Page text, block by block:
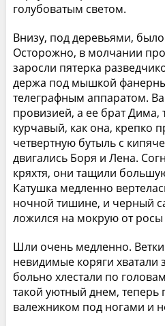
голубоватым светом.
Внизу, под деревьями,
Осторожно, в молчании
заросли пятерка
держа под мышкой
телеграфным аппаратом.
провизией, а ее брат Дима,
курчавый, как она, крепко
четвертную бутыль с
двигались Боря и Лена.
кряхтя, они тащили
Катушка медленно
ночной тишине, и черный
ложился на мокрую от росы
Шли очень медленно.
невидимые коряги хватали
больно хлестали по
такой уютный днем, теперь
валежником под ногами и